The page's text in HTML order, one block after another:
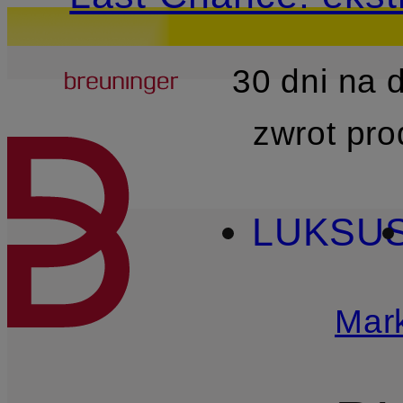
PRZEJDŹ DO GŁÓWNEJ
Breuninger
30 dni na
zwrot